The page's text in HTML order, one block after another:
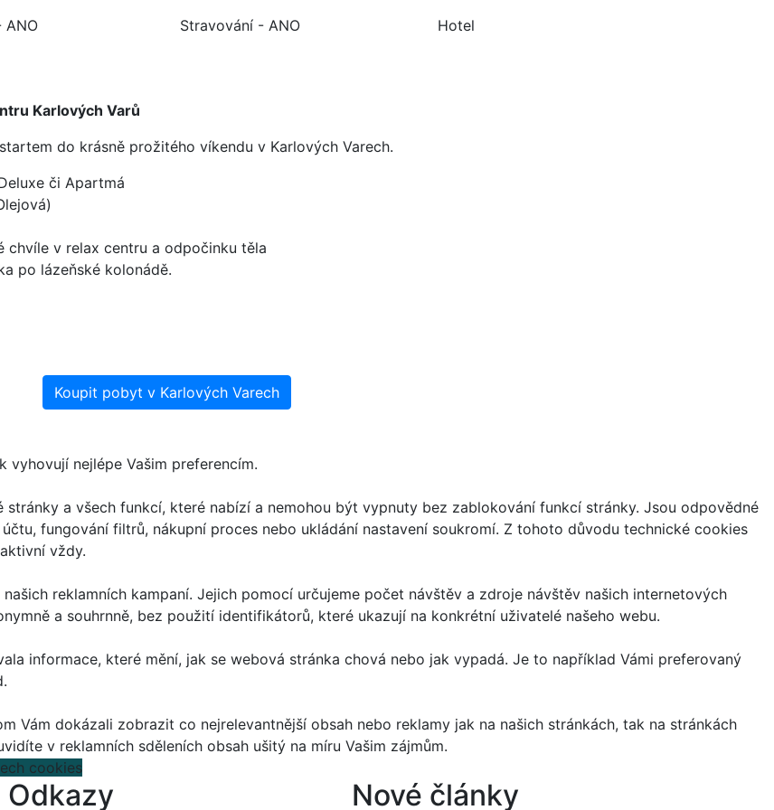
ANO Stravování - ANO Hotel
Karlových Varů
do krásně prožitého víkendu v Karlových Varech.
či Apartmá
chvíle v relax centru a odpočinku těla
po lázeňské kolonádě.
Koupit pobyt v Karlových Varech
nejlépe Vašim preferencím.
a všech funkcí, které nabízí a nemohou být vypnuty bez zablokování funkcí stránky. Jsou odpovědné
fungování filtrů, nákupní proces nebo ukládání nastavení soukromí. Z tohoto důvodu technické cookies
vždy.
reklamních kampaní. Jejich pomocí určujeme počet návštěv a zdroje návštěv našich internetových
a souhrnně, bez použití identifikátorů, které ukazují na konkrétní uživatelé našeho webu.
informace, které mění, jak se webová stránka chová nebo jak vypadá. Je to například Vámi preferovaný
Vám dokázali zobrazit co nejrelevantnější obsah nebo reklamy jak na našich stránkách, tak na stránkách
v reklamních sděleních obsah ušitý na míru Vašim zájmům.
cookies
Odkazy Nové články